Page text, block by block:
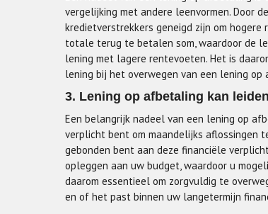
vergelijking met andere leenvormen. Door
kredietverstrekkers geneigd zijn om
totale terug te betalen som, waardoor de
lening met lagere rentevoeten. Het is
lening bij het overwegen van een lening op
3. Lening op afbetaling kan
Een belangrijk nadeel van een lening op
verplicht bent om maandelijks aflossingen
gebonden bent aan deze financiële
opleggen aan uw budget, waardoor u
daarom essentieel om zorgvuldig te
en of het past binnen uw langetermijn